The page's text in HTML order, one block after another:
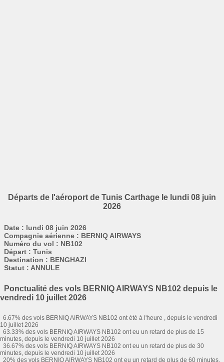
Départs de l'aéroport de Tunis Carthage le lundi 08 juin
2026
Date : lundi 08 juin 2026
Compagnie aérienne : BERNIQ AIRWAYS
Numéro du vol : NB102
Départ : Tunis
Destination : BENGHAZI
Statut : ANNULE
Ponctualité des vols BERNIQ AIRWAYS NB102 depuis le
vendredi 10 juillet 2026
6.67% des vols BERNIQ AIRWAYS NB102 ont été à l'heure , depuis le vendredi
10 juillet 2026
63.33% des vols BERNIQ AIRWAYS NB102 ont eu un retard de plus de 15
minutes, depuis le vendredi 10 juillet 2026
36.67% des vols BERNIQ AIRWAYS NB102 ont eu un retard de plus de 30
minutes, depuis le vendredi 10 juillet 2026
20% des vols BERNIQ AIRWAYS NB102 ont eu un retard de plus de 60 minutes,